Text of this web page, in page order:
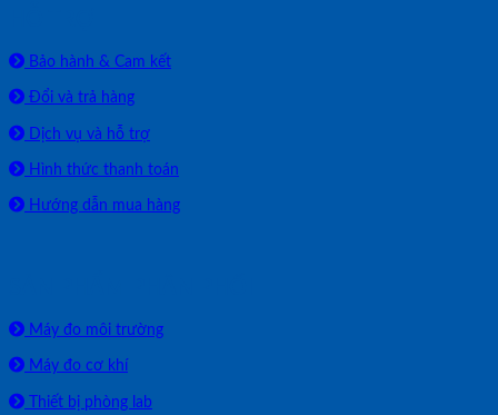
Bảo hành & Cam kết
Đổi và trả hàng
Dịch vụ và hỗ trợ
Hình thức thanh toán
Hướng dẫn mua hàng
Máy đo môi trường
Máy đo cơ khí
Thiết bị phòng lab